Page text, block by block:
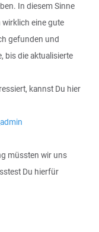
In diesem Sinne
eine gute
gefunden und
bis die aktualisierte
kannst Du hier
müssten wir uns
Du hierfür